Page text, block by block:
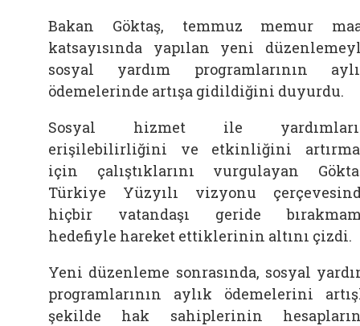
Bakan Göktaş, temmuz memur
katsayısında yapılan yeni
sosyal yardım programlarının
ödemelerinde artışa gidildiğini duyurdu.
Sosyal hizmet ile
erişilebilirliğini ve etkinliğini
için çalıştıklarını vurgulayan
Türkiye Yüzyılı vizyonu
hiçbir vatandaşı geride
hedefiyle hareket ettiklerinin altını çizdi.
Yeni düzenleme sonrasında, sosyal
programlarının aylık ödemelerini
şekilde hak sahiplerinin